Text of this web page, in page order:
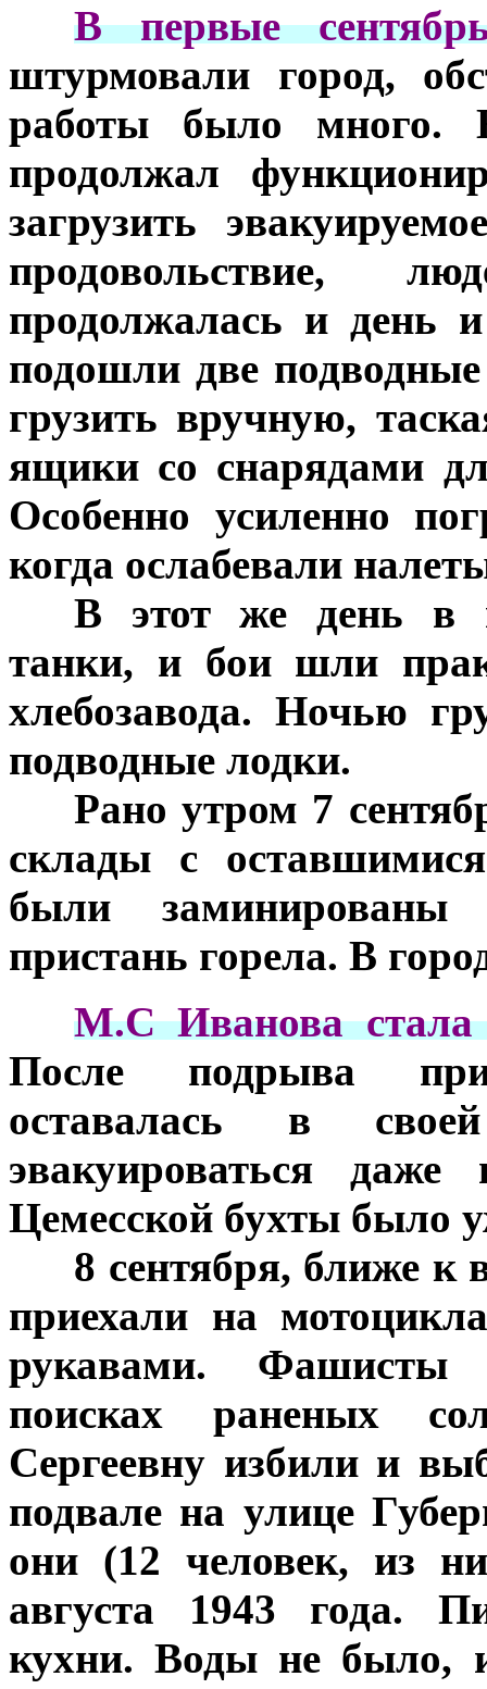
В первые
штурмовали город,
работы было много.
продолжал
загрузить
продовольствие,
продолжалась и день
подошли две
грузить вручную,
ящики со снарядами
Особенно усиленно
когда ослабевали
В этот же день в
танки, и бои шли
хлебозавода. Ночью
подводные лодки.
Рано утром 7
склады с
были
пристань горела. В
М.С Иванова стала
После подрыва
оставалась в
эвакуироваться
Цемесской бухты было
8 сентября, ближе к
приехали на
рукавами.
поисках раненых
Сергеевну избили и
подвале на улице
они (12 человек, из
августа 1943 года.
кухни. Воды не было,